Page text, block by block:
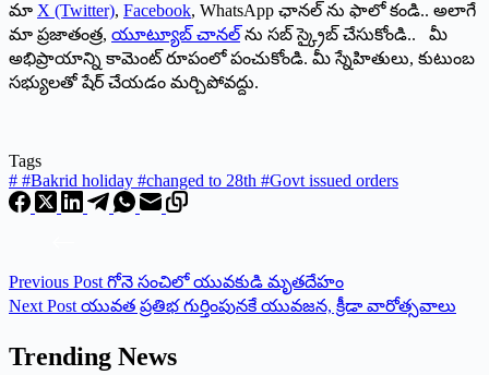
మా X (Twitter), Facebook, WhatsApp ఛానల్ ను ఫాలో కండి.. అలాగే
మా ప్రజాతంత్ర, యూట్యూబ్ చానల్ ను సబ్ స్క్రైబ్ చేసుకోండి.. మీ
అభిప్రాయాన్ని కామెంట్ రూపంలో పంచుకోండి. మీ స్నేహితులు, కుటుంబ
సభ్యులతో షేర్ చేయడం మర్చిపోవద్దు.
Tags
# #Bakrid holiday #changed to 28th #Govt issued orders
Previous Post గోనె సంచిలో యువకుడి మృత‌దేహం
Next Post యువత ప్రతిభ గుర్తింపునకే యువజన, క్రీడా వారోత్సవాలు
Trending News